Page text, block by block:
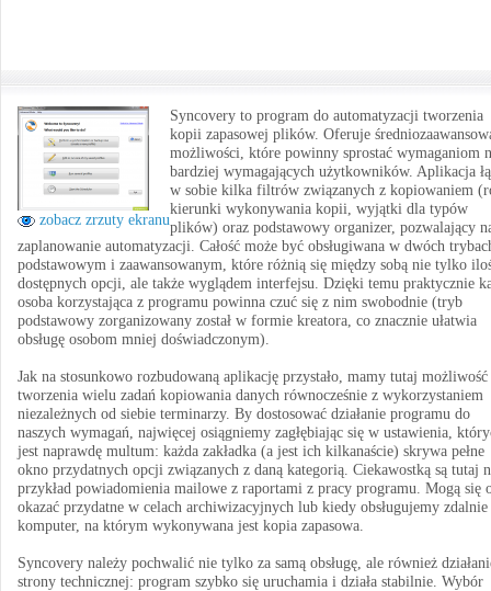
zobacz zrzuty ekranu
Syncovery to program do automatyzacji tworzenia
kopii zapasowej plików. Oferuje
możliwości, które powinny sprostać wymaganiom
bardziej wymagających użytkowników. Aplikacja
w sobie kilka filtrów związanych z kopiowaniem
kierunki wykonywania kopii, wyjątki dla typów
plików) oraz podstawowy organizer, pozwalający
zaplanowanie automatyzacji. Całość może być obsługiwana w dwóch
podstawowym i zaawansowanym, które różnią się między sobą nie tylko
dostępnych opcji, ale także wyglądem interfejsu. Dzięki temu praktycznie
osoba korzystająca z programu powinna czuć się z nim swobodnie (tryb
podstawowy zorganizowany został w formie kreatora, co znacznie ułatwia
obsługę osobom mniej doświadczonym).
Jak na stosunkowo rozbudowaną aplikację przystało, mamy tutaj możliwość
tworzenia wielu zadań kopiowania danych równocześnie z wykorzystaniem
niezależnych od siebie terminarzy. By dostosować działanie programu do
naszych wymagań, najwięcej osiągniemy zagłębiając się w ustawienia,
jest naprawdę multum: każda zakładka (a jest ich kilkanaście) skrywa pełne
okno przydatnych opcji związanych z daną kategorią. Ciekawostką są tutaj
przykład powiadomienia mailowe z raportami z pracy programu. Mogą się
okazać przydatne w celach archiwizacyjnych lub kiedy obsługujemy zdalnie
komputer, na którym wykonywana jest kopia zapasowa.
Syncovery należy pochwalić nie tylko za samą obsługę, ale również
strony technicznej: program szybko się uruchamia i działa stabilnie. Wybór